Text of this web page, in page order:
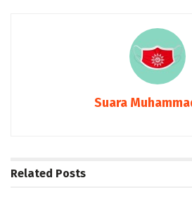
Suara
Related Posts